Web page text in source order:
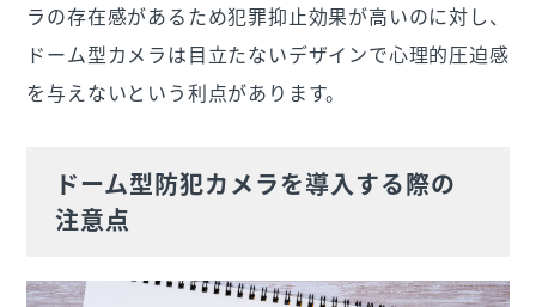
ラの存在感があるため犯罪抑止効果が高いのに対し、
ドーム型カメラは目立たないデザインで心理的圧迫感
を与えないという利点があります。
ドーム型防犯カメラを導入する際の
注意点